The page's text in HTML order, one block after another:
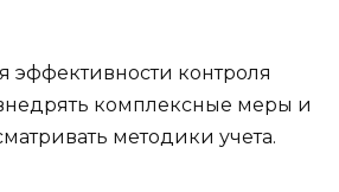
эффективности контроля
комплексные меры и
методики учета.